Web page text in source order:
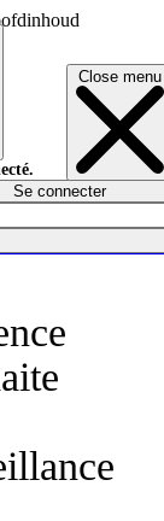
Close menu
Se connecter